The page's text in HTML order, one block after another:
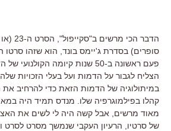
סופרים) בסדרת ג'יימס בונד, הוא שזהו
פעם ראשונה ב-50 שנות קיומה
הצליח לגבור על הדמות ועל בעלי הזכויות
במיתולוגיה של הדמות הזאת כדי להרחיב את
קהלו בפילמוגרפיה שלו. מנדס תמיד היה במאי
מאוד מרשים, אבל קשה היה לי לשים את
של סרטיו, הרעיון העקבי שנמשך מסרט לסרט